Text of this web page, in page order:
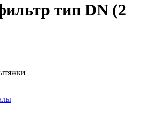
тип DN (2